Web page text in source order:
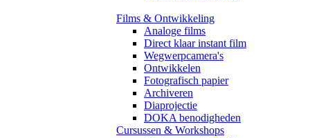
Films & Ontwikkeling
Analoge films
Direct klaar instant film
Wegwerpcamera's
Ontwikkelen
Fotografisch papier
Archiveren
Diaprojectie
DOKA benodigheden
Cursussen & Workshops